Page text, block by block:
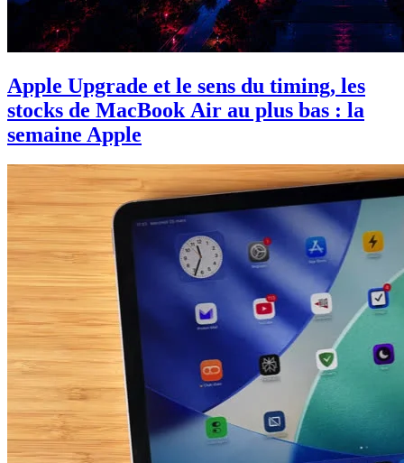
Apple Upgrade et le sens du timing, les
stocks de MacBook Air au plus bas : la
semaine Apple